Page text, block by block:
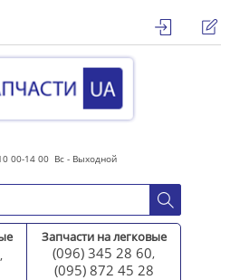
00-14 00 Вс - Выходной
,
Запчасти на легковые
(096) 345 28 60,
(095) 872 45 28